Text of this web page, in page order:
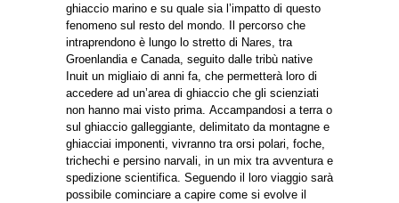
ghiaccio marino e su quale sia l’impatto di questo
fenomeno sul resto del mondo.
Il percorso che
intraprendono è lungo lo stretto di Nares, tra
Groenlandia e Canada, seguito dalle tribù native
Inuit un migliaio di anni fa, che permetterà loro di
accedere ad un’area di ghiaccio che gli scienziati
non hanno mai visto prima. Accampandosi a terra o
sul ghiaccio galleggiante, delimitato da montagne e
ghiacciai imponenti, vivranno tra orsi polari, foche,
trichechi e persino narvali, in un mix tra avventura e
spedizione scientifica. Seguendo il loro viaggio sarà
possibile cominciare a capire come si evolve il